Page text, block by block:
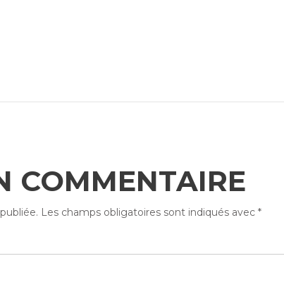
COMMENTAIRE
Les champs obligatoires sont indiqués avec *